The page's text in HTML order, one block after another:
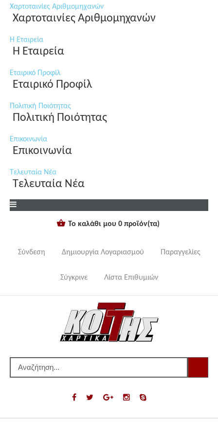
Χαρτοταινίες Αριθμομηχανών
Χαρτοταινίες Αριθμομηχανών
Η Εταιρεία
Η Εταιρεία
Εταιρικό Προφίλ
Εταιρικό Προφίλ
Πολιτική Ποιότητας
Πολιτική Ποιότητας
Επικοινωνία
Επικοινωνία
Τελευταία Νέα
Τελευταία Νέα
Το καλάθι μου 0 προϊόν(τα)
Σύνδεση Δημιουργία Λογαριασμού Παραγγελίες
Σύγκρινε Λίστα Επιθυμιών